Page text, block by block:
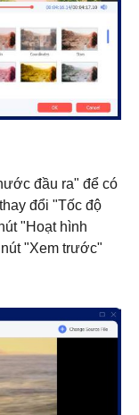
đầu ra" để có
đổi "Tốc độ
"Hoạt hình
"Xem trước"